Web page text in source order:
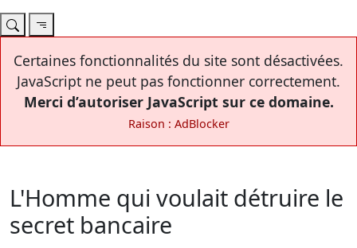
Certaines fonctionnalités du site sont désactivées.
JavaScript ne peut pas fonctionner correctement.
Merci d’autoriser JavaScript sur ce domaine.
Raison : AdBlocker
L'Homme qui voulait détruire le
secret bancaire